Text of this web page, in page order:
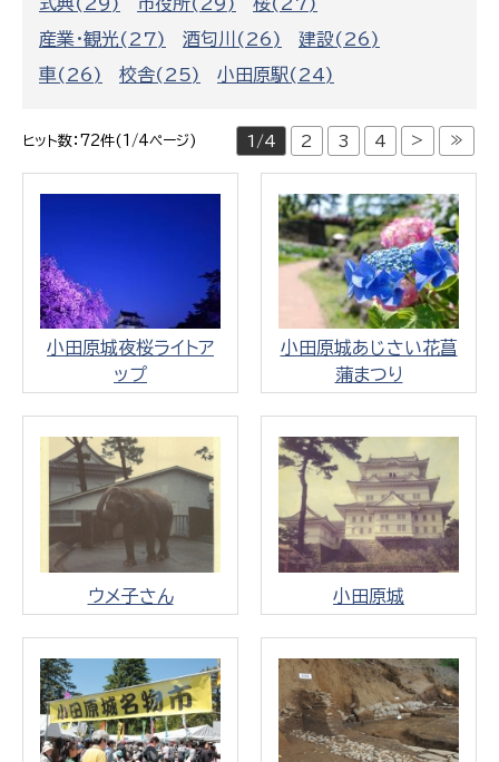
産業・観光(27)
酒匂川(26)
建設(26)
車(26)
校舎(25) 小田原駅(24)
ヒット数：72件(1/4ページ) 1/4 2 3 4 > ≫
小田原城夜桜ライトア
ップ
小田原城あじさい花菖
蒲まつり
ウメ子さん 小田原城